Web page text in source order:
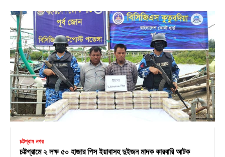
চট্টগ্রাম নগর
চট্টগ্রামে ২ লক্ষ ৫০ হাজার পিস ইয়াবাসহ দুইজন মাদক কারবারি আটক